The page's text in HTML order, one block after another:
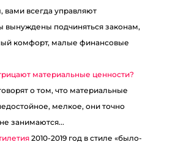
вами всегда управляют
вынуждены подчиняться законам,
комфорт, малые финансовые
материальные ценности?
о том, что материальные
мелкое, они точно
занимаются...
2010-2019 год в стиле «было-